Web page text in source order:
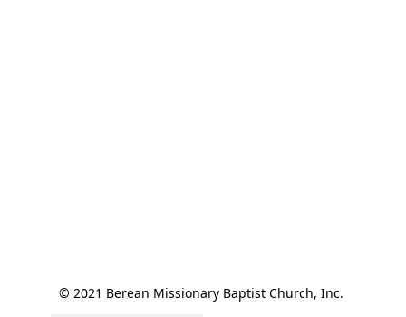
© 2021 Berean Missionary Baptist Church, Inc.